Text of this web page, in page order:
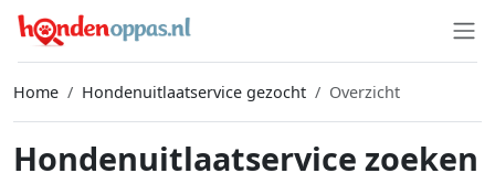
Home Hondenuitlaatservice gezocht Overzicht
Hondenuitlaatservice zoeken